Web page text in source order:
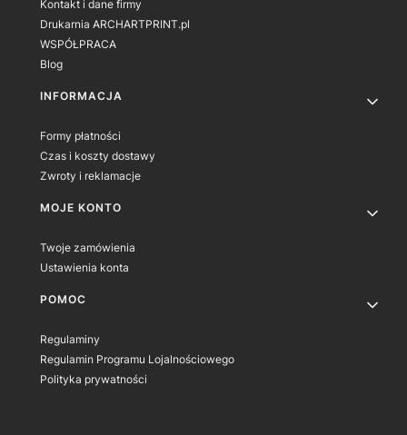
Kontakt i dane firmy
Drukarnia ARCHARTPRINT.pl
WSPÓŁPRACA
Blog
INFORMACJA
Formy płatności
Czas i koszty dostawy
Zwroty i reklamacje
MOJE KONTO
Twoje zamówienia
Ustawienia konta
POMOC
Regulaminy
Regulamin Programu Lojalnościowego
Polityka prywatności